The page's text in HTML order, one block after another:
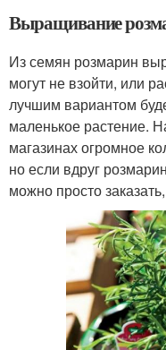
Выращивание
Из семян розмарин
могут не взойти, или
лучшим вариантом
маленькое растение.
магазинах огромное
но если вдруг
можно просто